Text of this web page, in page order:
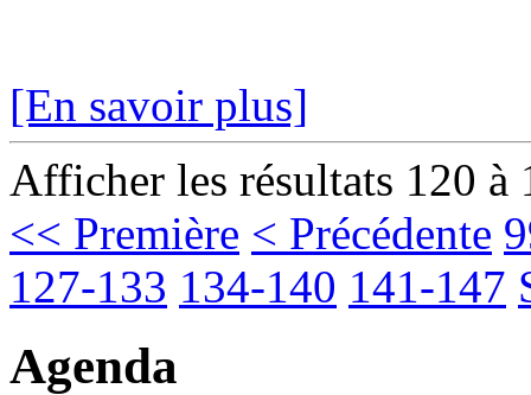
[En savoir plus]
Afficher les résultats 120 à
<< Première < Précédente
127-133 134-140 141-147
Agenda